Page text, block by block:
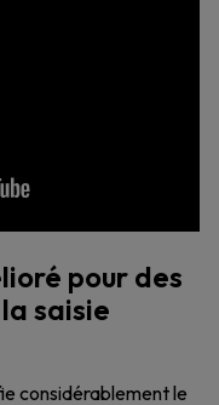
pour des
saisie
considérablement le